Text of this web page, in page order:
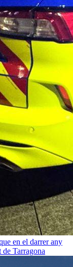
en el darrer any
Tarragona